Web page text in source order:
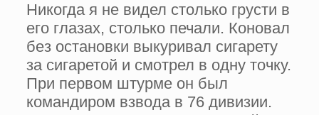
Никогда я не видел столько грусти в
его глазах, столько печали. Коновал
без остановки выкуривал сигарету
за сигаретой и смотрел в одну точку.
При первом штурме он был
командиром взвода в 76 дивизии.